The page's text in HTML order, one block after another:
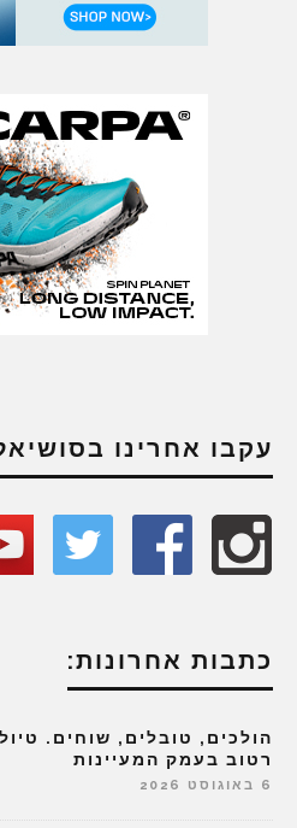
עקבו אחרינו
כתבות אחרונות:
הולכים, טובלים, שוחים.
רטוב בעמק המעיינות
6 באוגוסט 2026